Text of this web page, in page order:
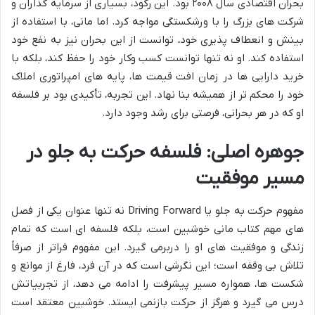
بحران اقتصادی سال ۲۰۰۸ بود. این رکود، بسیاری از سرمایه گذاران و
شرکت های بزرگ را با ورشکستگی مواجه کرد. اما مانی، با استفاده از
بینش و انعطاف پذیری خود، توانست از این بحران نیز به نفع خود
استفاده کند. او نه تنها توانست کسب وکار خود را حفظ کند، بلکه با
خرید دارایی ها در زمان افت قیمت ها، پایه های امپراتوری املاک
خود را محکم تر از همیشه بنا نهاد. این تجربه، تأکیدی بود بر فلسفه
او که در هر بحرانی، فرصتی برای رشد وجود دارد.
جوهره اصلی: فلسفه حرکت به جلو در
مسیر موفقیت
مفهوم حرکت به جلو یا Driving Forward نه تنها عنوان یکی از فصل
های مهم کتاب مانی خوشبین است، بلکه فلسفه ای است که تمام
زندگی و موفقیت های او را دربرمی گیرد. این مفهوم فراتر از صرفاً
تلاش بی وقفه است؛ این نگرشی است که در آن فرد، فارغ از موانع و
شکست ها، همواره مسیر پیشرفت را ادامه می دهد، از تجربیاتش
درس می گیرد و هرگز از حرکت بازنمی ایستد. خوشبین معتقد است